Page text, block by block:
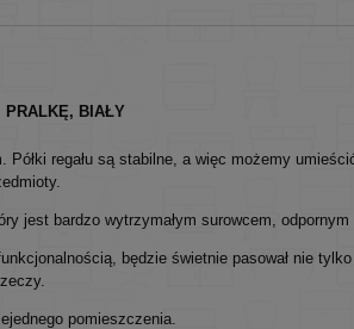
PRALKĘ, BIAŁY
Półki regału są stabilne, a więc możemy
jest bardzo wytrzymałym surowcem,
będzie świetnie pasował nie
pomieszczenia.